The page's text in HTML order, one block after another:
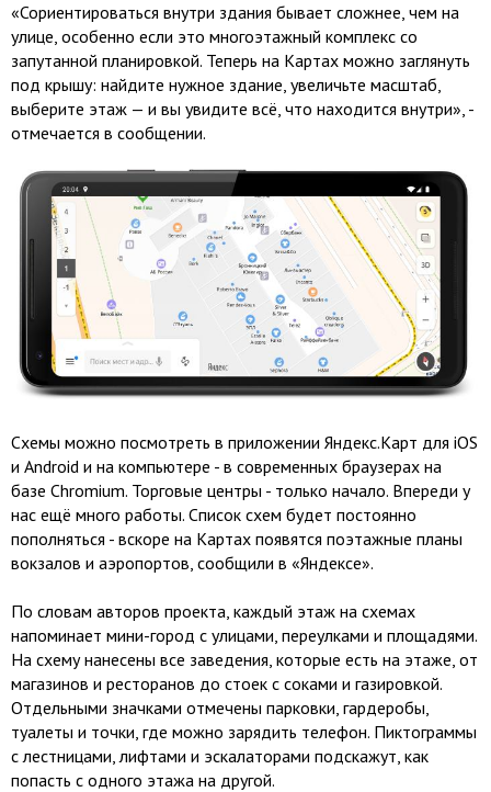
«Сориентироваться внутри здания бывает сложнее, чем на
улице, особенно если это многоэтажный комплекс со
запутанной планировкой. Теперь на Картах можно заглянуть
под крышу: найдите нужное здание, увеличьте масштаб,
выберите этаж — и вы увидите всё, что находится внутри», -
отмечается в сообщении.
Схемы можно посмотреть в приложении Яндекс.Карт для iOS
и Android и на компьютере - в современных браузерах на
базе Chromium. Торговые центры - только начало. Впереди у
нас ещё много работы. Список схем будет постоянно
пополняться - вскоре на Картах появятся поэтажные планы
вокзалов и аэропортов, сообщили в «Яндексе».
По словам авторов проекта, каждый этаж на схемах
напоминает мини-город с улицами, переулками и площадями.
На схему нанесены все заведения, которые есть на этаже, от
магазинов и ресторанов до стоек с соками и газировкой.
Отдельными значками отмечены парковки, гардеробы,
туалеты и точки, где можно зарядить телефон. Пиктограммы
с лестницами, лифтами и эскалаторами подскажут, как
попасть с одного этажа на другой.